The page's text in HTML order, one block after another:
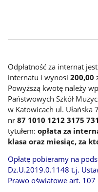
Odpłatność za internat
internatu i wynosi200,00
Powyższą kwotę należy
Państwowych Szkół
w Katowicach ul. Ułańska
nr87 1010 1212 3175
tytułem:opłata za
klasa oraz miesiąc, za
Opłatę pobieramy na
Dz.U.2019.0.1148 t.j.
Prawo oświatowe art. 107